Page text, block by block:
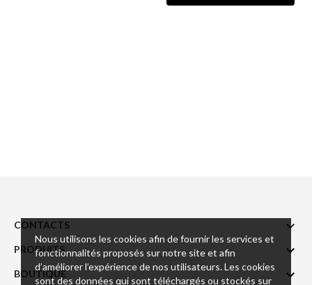
Nous utilisons les cookies afin de fournir les services et
fonctionnalités proposés sur notre site et afin
d’améliorer l’expérience de nos utilisateurs. Les cookies
sont des données qui sont téléchargés ou stockés sur
CONTACTS 
PRODUITS 
BOUTIQUE 